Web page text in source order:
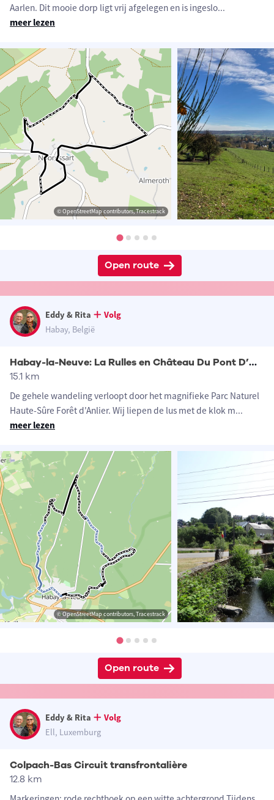
Aarlen. Dit mooie dorp ligt vrij afgelegen en is ingeslo...
meer lezen
© OpenStreetMap contributors, Tracestrack
Open route
Eddy & Rita
Volg
Habay, België
Habay-la-Neuve: La Rulles en Château Du Pont D’Oye
15.1 km
De gehele wandeling verloopt door het magnifieke Parc Naturel
Haute-Sûre Forêt d'Anlier. Wij liepen de lus met de klok m...
meer lezen
© OpenStreetMap contributors, Tracestrack
Open route
Eddy & Rita
Volg
Ell, Luxemburg
Colpach-Bas Circuit transfrontalière
12.8 km